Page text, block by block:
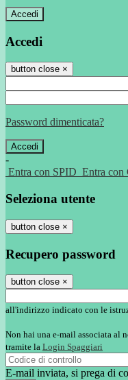
Accedi
Accedi
button close ×
Password dimenticata?
-
Entra con SPID Entra con
Seleziona utente
button close ×
Recupero password
button close ×
all'indirizzo indicato con le
Non hai una e-mail associata al
tramite la Login Spaggiari
E-mail inviata, si prega di